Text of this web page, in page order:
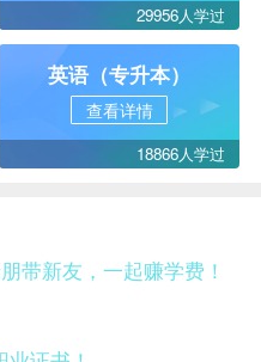
29956人学过
英语（专升本）
查看详情
18866人学过
带新友，一起赚学费！